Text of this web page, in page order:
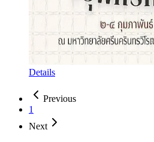
Details
Previous
1
Next